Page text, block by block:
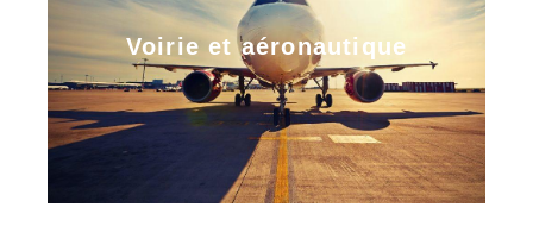
Voirie et aéronautique